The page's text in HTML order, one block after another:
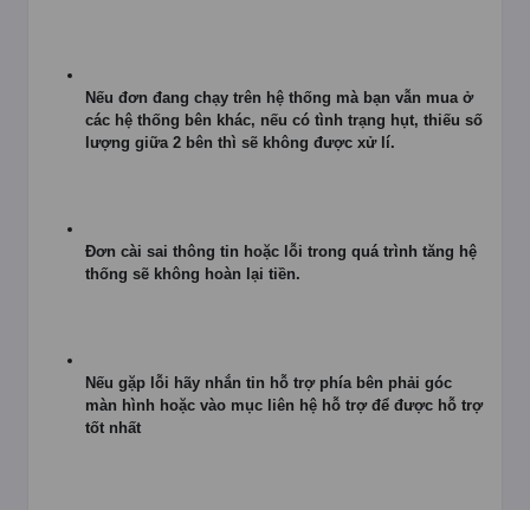
Nếu đơn đang chạy trên hệ thống mà bạn vẫn mua ở
các hệ thống bên khác, nếu có tình trạng hụt, thiếu số
lượng giữa 2 bên thì sẽ không được xử lí.
Đơn cài sai thông tin hoặc lỗi trong quá trình tăng hệ
thống sẽ không hoàn lại tiền.
Nếu gặp lỗi hãy nhắn tin hỗ trợ phía bên phải góc
màn hình hoặc vào mục liên hệ hỗ trợ để được hỗ trợ
tốt nhất